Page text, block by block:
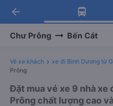
Tải app
Nhận ưu đãi
Tải app Vexere
-30k/ghế khi đặt
arrow_back
Chư Prông Bến Cát
Vé xe khách xe đi Bình Dương từ
Prông
Đặt mua vé xe 9 nhà xe
Prông chất lượng cao